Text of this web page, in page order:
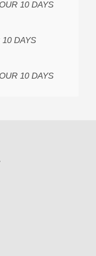
10 DAYS
10 DAYS
10 DAYS